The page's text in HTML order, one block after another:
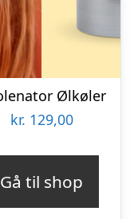
Ølkøler
kr. 129,00
Gå til shop